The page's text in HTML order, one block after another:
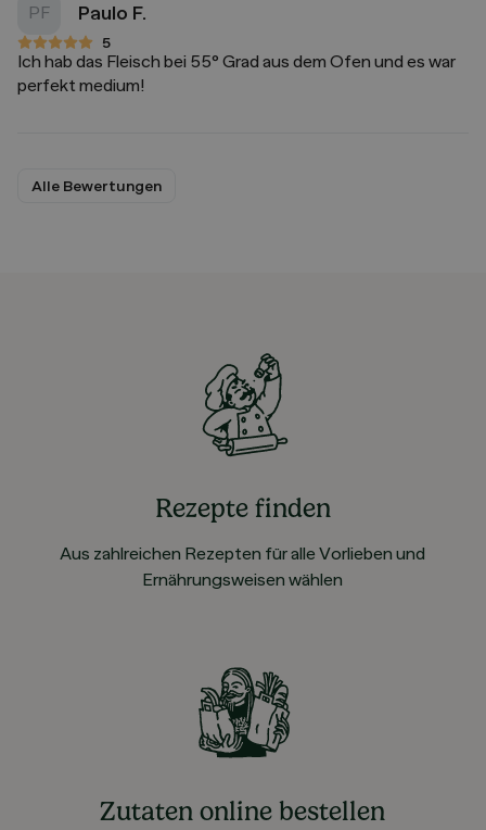
PF Paulo F.
5
5 von 5 Sternen
Ich hab das Fleisch bei 55° Grad aus dem Ofen und es war
perfekt medium!
Alle Bewertungen
Rezepte finden
Aus zahlreichen Rezepten für alle Vorlieben und
Ernährungsweisen wählen
Zutaten online bestellen